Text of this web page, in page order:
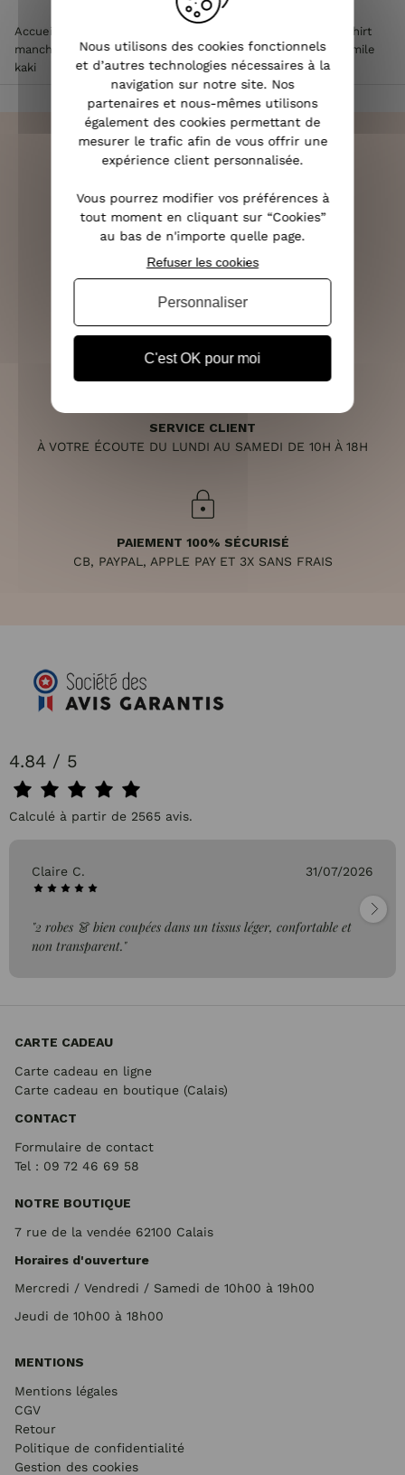
Accueil
T-shirt
manches courtes femme > T-Shirt femme blanc broderie smile
kaki
LIVRAISON RAPIDE
OFFERTE DÈS 70€
(VOIR LES CONDITIONS)
SERVICE CLIENT
À VOTRE ÉCOUTE DU LUNDI AU SAMEDI DE 10H À 18H
PAIEMENT 100% SÉCURISÉ
CB, PAYPAL, APPLE PAY ET 3X SANS FRAIS
4.84 / 5
Calculé à partir de 2565 avis.
Claire C. 31/07/2026
"2 robes 👗 bien coupées dans un tissus léger, confortable et
non transparent."
CARTE CADEAU
Carte cadeau en ligne
Carte cadeau en boutique (Calais)
CONTACT
Formulaire de contact
Tel : 09 72 46 69 58
NOTRE BOUTIQUE
7 rue de la vendée 62100 Calais
Horaires d'ouverture
Mercredi / Vendredi / Samedi de 10h00 à 19h00
Jeudi de 10h00 à 18h00
MENTIONS
Mentions légales
CGV
Retour
Politique de confidentialité
Gestion des cookies
Nous utilisons des cookies fonctionnels
et d’autres technologies nécessaires à la
navigation sur notre site. Nos
partenaires et nous-mêmes utilisons
également des cookies permettant de
mesurer le trafic afin de vous offrir une
expérience client personnalisée.
Vous pourrez modifier vos préférences à
tout moment en cliquant sur “Cookies”
au bas de n'importe quelle page.
C'est OK pour moi
Refuser les cookies
Personnaliser